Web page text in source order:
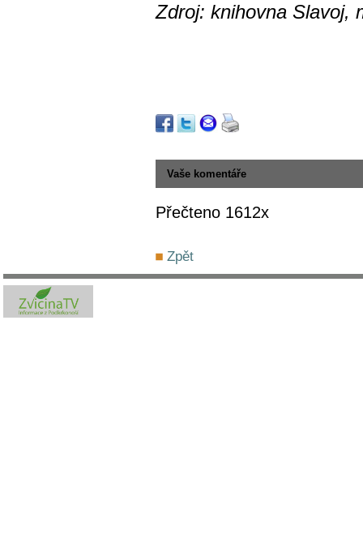
Zdroj: knihovna Slavoj,
Vaše komentáře
Přečteno 1612x
Zpět